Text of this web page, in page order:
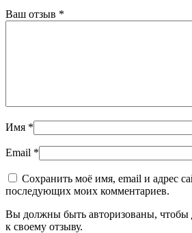
Ваш отзыв *
Имя *
Email *
Сохранить моё имя, email и адрес
последующих моих комментариев.
Вы должны быть авторизованы, чтобы
к своему отзыву.